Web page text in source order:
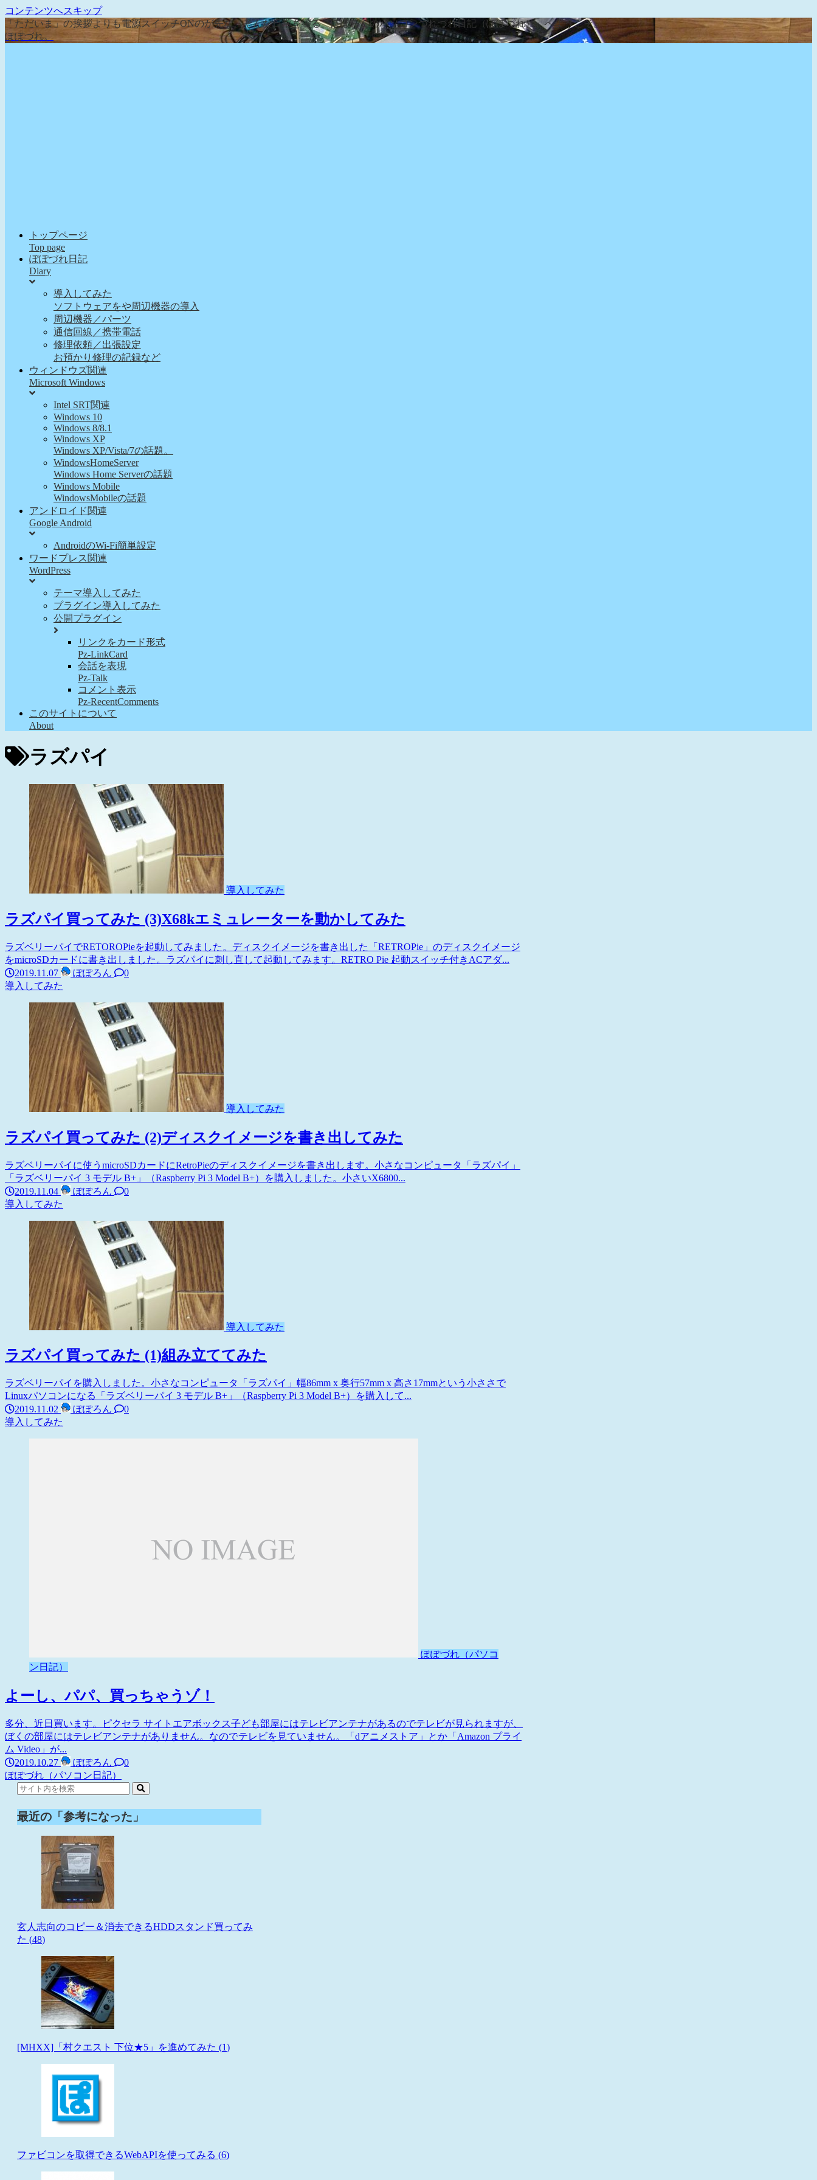
コンテンツへスキップ
「ただいま」の挨拶よりも電源スイッチONのが先な、そんな日常を綴る『ぽぽろんのパソコンつれづれ日記（ぽぽづれ）』へようこそ。
ぽぽづれ。
トップページ
Top page
ぽぽづれ日記
Diary
導入してみた
ソフトウェアをや周辺機器の導入
周辺機器／パーツ
通信回線／携帯電話
修理依頼／出張設定
お預かり修理の記録など
ウィンドウズ関連
Microsoft Windows
Intel SRT関連
Windows 10
Windows 8/8.1
Windows XP
Windows XP/Vista/7の話題。
WindowsHomeServer
Windows Home Serverの話題
Windows Mobile
WindowsMobileの話題
アンドロイド関連
Google Android
AndroidのWi-Fi簡単設定
ワードプレス関連
WordPress
テーマ導入してみた
プラグイン導入してみた
公開プラグイン
リンクをカード形式
Pz-LinkCard
会話を表現
Pz-Talk
コメント表示
Pz-RecentComments
このサイトについて
About
ラズパイ
導入してみた
ラズパイ買ってみた (3)X68kエミュレーターを動かしてみた
ラズベリーパイでRETOROPieを起動してみました。ディスクイメージを書き出した「RETROPie」のディスクイメージ
をmicroSDカードに書き出しました。ラズパイに刺し直して起動してみます。RETRO Pie 起動スイッチ付きACアダ...
2019.11.07
ぽぽろん
0
導入してみた
導入してみた
ラズパイ買ってみた (2)ディスクイメージを書き出してみた
ラズベリーパイに使うmicroSDカードにRetroPieのディスクイメージを書き出します。小さなコンピュータ「ラズパイ」
「ラズベリーパイ 3 モデル B+」（Raspberry Pi 3 Model B+）を購入しました。小さいX6800...
2019.11.04
ぽぽろん
0
導入してみた
導入してみた
ラズパイ買ってみた (1)組み立ててみた
ラズベリーパイを購入しました。小さなコンピュータ「ラズパイ」幅86mm x 奥行57mm x 高さ17mmという小ささで
Linuxパソコンになる「ラズベリーパイ 3 モデル B+」（Raspberry Pi 3 Model B+）を購入して...
2019.11.02
ぽぽろん
0
導入してみた
ぽぽづれ（パソコ
ン日記）
よーし、パパ、買っちゃうゾ！
多分、近日買います。ピクセラ サイトエアボックス子ども部屋にはテレビアンテナがあるのでテレビが見られますが、
ぼくの部屋にはテレビアンテナがありません。なのでテレビを見ていません。「dアニメストア」とか「Amazon プライ
ム Video」が...
2019.10.27
ぽぽろん
0
ぽぽづれ（パソコン日記）
最近の「参考になった」
玄人志向のコピー＆消去できるHDDスタンド買ってみ
た (48)
[MHXX]「村クエスト 下位★5」を進めてみた (1)
ファビコンを取得できるWebAPIを使ってみる (6)